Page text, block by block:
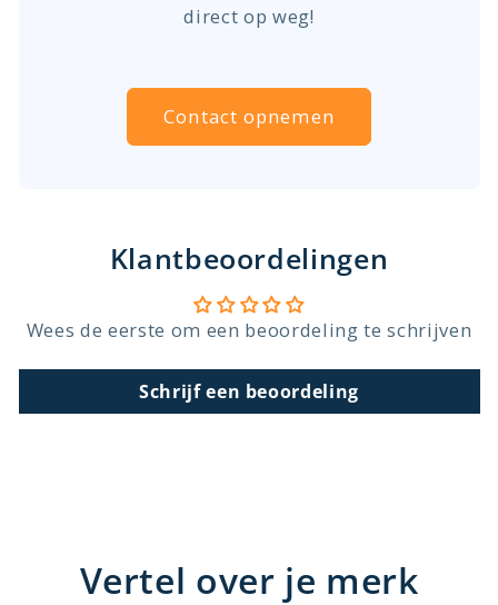
direct op weg!
Contact opnemen
Klantbeoordelingen
Wees de eerste om een beoordeling te schrijven
Schrijf een beoordeling
Vertel over je merk